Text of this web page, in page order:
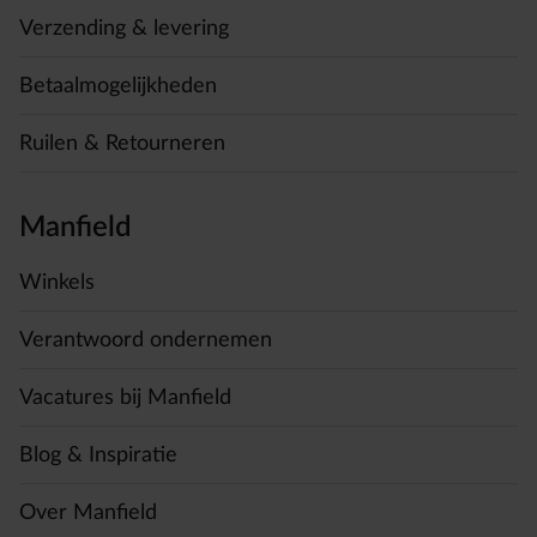
Verzending & levering
Betaalmogelijkheden
Ruilen & Retourneren
Manfield
Winkels
Verantwoord ondernemen
Vacatures bij Manfield
Blog & Inspiratie
Over Manfield